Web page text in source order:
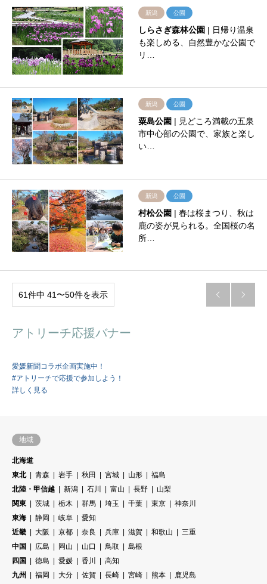
新潟 公園
しらさぎ森林公園 | 日帰り温泉
も楽しめる、自然豊かな公園で
リ…
新潟 公園
粟島公園 | 見どころ満載の五泉
市中心部の公園で、家族と楽し
い…
新潟 公園
村松公園 | 春は桜まつり、秋は
鹿の姿が見られる。全国桜の名
所…
61件中 41〜50件を表示  
アトリーチ応援バナー
愛媛新聞コラボ企画実施中！
#アトリーチで応援で参加しよう！
詳しく見る
地域
北海道
東北
青森 岩手 秋田 宮城 山形
福島
北陸・甲信越
新潟 石川 富山 長野
山梨
関東
茨城 栃木 群馬 埼玉 千葉 東京
神奈川
東海
静岡 岐阜
愛知
近畿
大阪 京都 奈良 兵庫 滋賀 和歌山
三重
中国
広島 岡山 山口 鳥取
島根
四国
徳島 愛媛 香川
高知
九州
福岡 大分 佐賀 長崎 宮崎 熊本
鹿児島